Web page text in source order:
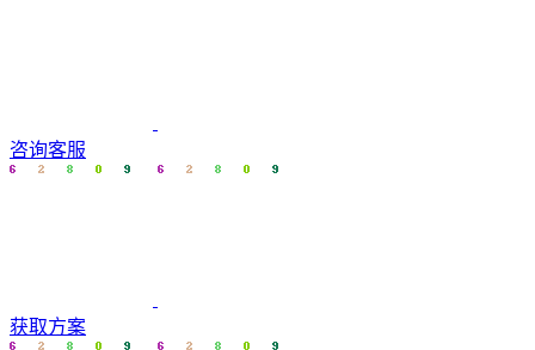
咨询客服
获取方案